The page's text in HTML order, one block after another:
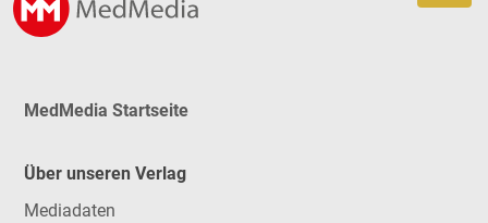
MedMedia Startseite
Über unseren Verlag
Mediadaten